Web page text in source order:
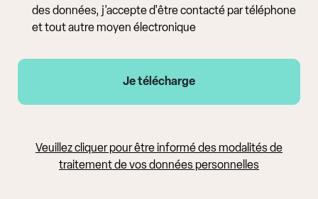
des données, j'accepte d'être contacté par téléphone
et tout autre moyen électronique
Veuillez cliquer pour être informé des modalités de
traitement de vos données personnelles